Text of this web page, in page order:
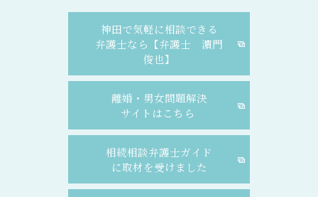
神田で気軽に相談できる
弁護士なら【弁護士 濵門
俊也】
離婚・男女問題解決
サイトはこちら
相続相談弁護士ガイド
に取材を受けました